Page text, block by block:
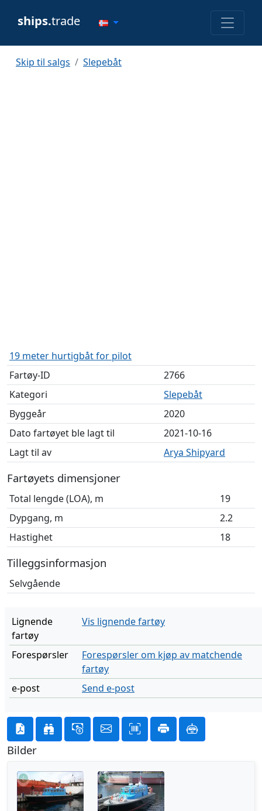
ships.trade
Skip til salgs Slepebåt
19 meter hurtigbåt for pilot
Fartøy-ID
2766
Kategori
Slepebåt
Byggeår
2020
Dato fartøyet ble lagt til
2021-10-16
Lagt til av
Arya Shipyard
Fartøyets dimensjoner
Total lengde (LOA), m
19
Dypgang, m
2.2
Hastighet
18
Tilleggsinformasjon
Selvgående
Lignende
fartøy
Vis lignende fartøy
Forespørsler
Forespørsler om kjøp av matchende
fartøy
e-post
Send e-post
Bilder